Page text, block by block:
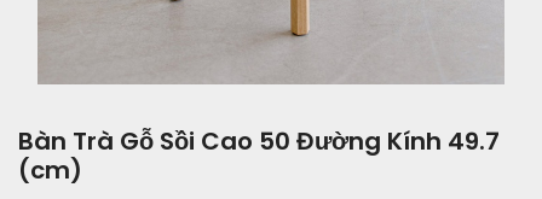
Bàn Trà Gỗ Sồi Cao 50 Đường Kính 49.7
(cm)